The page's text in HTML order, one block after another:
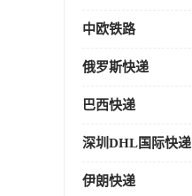
中欧铁路
俄罗斯快递
巴西快递
深圳DHL国际快递
伊朗快递